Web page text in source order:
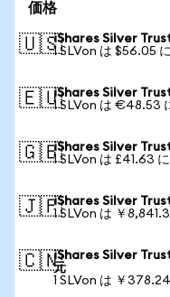
価格
🇺🇸iShares Silver
1 SLVon は $56.05
🇪🇺iShares Silver
1 SLVon は €48.53
🇬🇧iShares Silver
1 SLVon は £41.63
🇯🇵iShares Silver
1 SLVon は ￥
🇨🇳iShares Silver
元
1 SLVon は ￥